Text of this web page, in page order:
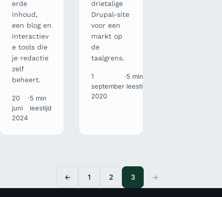
erde
inhoud,
een blog en
interactiev
e tools die
je redactie
zelf
beheert.
20
juni
2024
·5 min
leestijd
drietalige
Drupal-site
voor een
markt op
de
taalgrens.
1
september
2020
·5 min
leestijd
← 1 2 3 →